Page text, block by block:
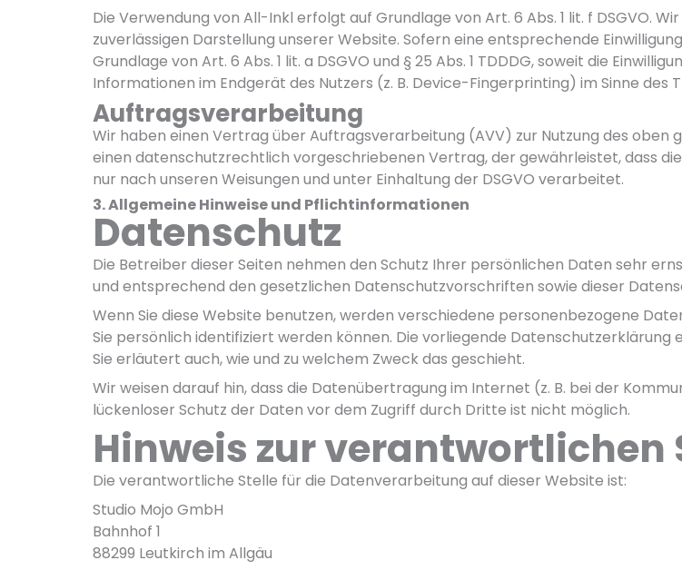
Die Verwendung von All-Inkl erfolgt auf Grundlage von Art. 6 Abs. 1 lit. f DSGVO.
zuverlässigen Darstellung unserer Website. Sofern eine entsprechende
Grundlage von Art. 6 Abs. 1 lit. a DSGVO und § 25 Abs. 1 TDDDG, soweit die
Informationen im Endgerät des Nutzers (z. B. Device-Fingerprinting) im Sinne des
Auftragsverarbeitung
Wir haben einen Vertrag über Auftragsverarbeitung (AVV) zur Nutzung des oben
einen datenschutzrechtlich vorgeschriebenen Vertrag, der gewährleistet, dass
nur nach unseren Weisungen und unter Einhaltung der DSGVO verarbeitet.
3. Allgemeine Hinweise und Pflicht­informationen
Datenschutz
Die Betreiber dieser Seiten nehmen den Schutz Ihrer persönlichen Daten sehr
und entsprechend den gesetzlichen Datenschutzvorschriften sowie dieser
Wenn Sie diese Website benutzen, werden verschiedene personenbezogene
Sie persönlich identifiziert werden können. Die vorliegende
Sie erläutert auch, wie und zu welchem Zweck das geschieht.
Wir weisen darauf hin, dass die Datenübertragung im Internet (z. B. bei der
lückenloser Schutz der Daten vor dem Zugriff durch Dritte ist nicht möglich.
Hinweis zur verantwortlichen
Die verantwortliche Stelle für die Datenverarbeitung auf dieser Website ist:
Studio Mojo GmbH
Bahnhof 1
88299 Leutkirch im Allgäu